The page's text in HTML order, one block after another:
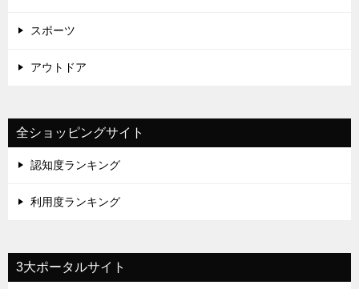
スポーツ
アウトドア
全ショッピングサイト
認知度ランキング
利用度ランキング
3大ポータルサイト